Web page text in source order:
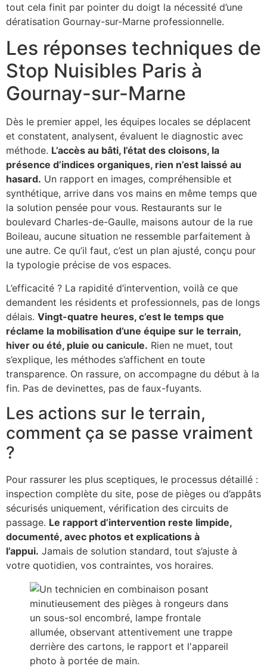
tout cela finit par pointer du doigt la nécessité d’une
dératisation Gournay-sur-Marne professionnelle.
Les réponses techniques de
Stop Nuisibles Paris à
Gournay-sur-Marne
Dès le premier appel, les équipes locales se déplacent
et constatent, analysent, évaluent le diagnostic avec
méthode. L’accès au bâti, l’état des cloisons, la
présence d’indices organiques, rien n’est laissé au
hasard. Un rapport en images, compréhensible et
synthétique, arrive dans vos mains en même temps que
la solution pensée pour vous. Restaurants sur le
boulevard Charles-de-Gaulle, maisons autour de la rue
Boileau, aucune situation ne ressemble parfaitement à
une autre. Ce qu’il faut, c’est un plan ajusté, conçu pour
la typologie précise de vos espaces.
L’efficacité ? La rapidité d’intervention, voilà ce que
demandent les résidents et professionnels, pas de longs
délais. Vingt-quatre heures, c’est le temps que
réclame la mobilisation d’une équipe sur le terrain,
hiver ou été, pluie ou canicule. Rien ne muet, tout
s’explique, les méthodes s’affichent en toute
transparence. On rassure, on accompagne du début à la
fin. Pas de devinettes, pas de faux-fuyants.
Les actions sur le terrain,
comment ça se passe vraiment
?
Pour rassurer les plus sceptiques, le processus détaillé :
inspection complète du site, pose de pièges ou d’appâts
sécurisés uniquement, vérification des circuits de
passage. Le rapport d’intervention reste limpide,
documenté, avec photos et explications à
l’appui. Jamais de solution standard, tout s’ajuste à
votre quotidien, vos contraintes, vos horaires.